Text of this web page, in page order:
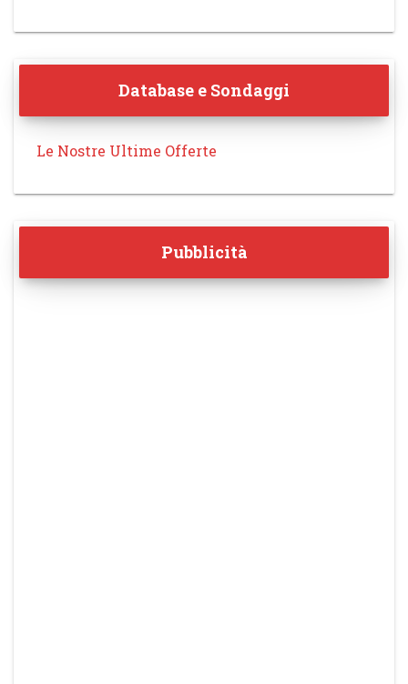
Database e Sondaggi
Le Nostre Ultime Offerte
Pubblicità